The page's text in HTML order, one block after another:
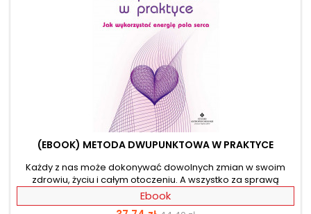
(EBOOK) METODA DWUPUNKTOWA W PRAKTYCE
Każdy z nas może dokonywać dowolnych zmian w swoim
zdrowiu, życiu i całym otoczeniu. A wszystko za sprawą
metody, którą praktykują już setki tysięcy ludzi na całym
świecie. Z książki dowiesz się, jak poradzić sobie z różnymi
Ebook